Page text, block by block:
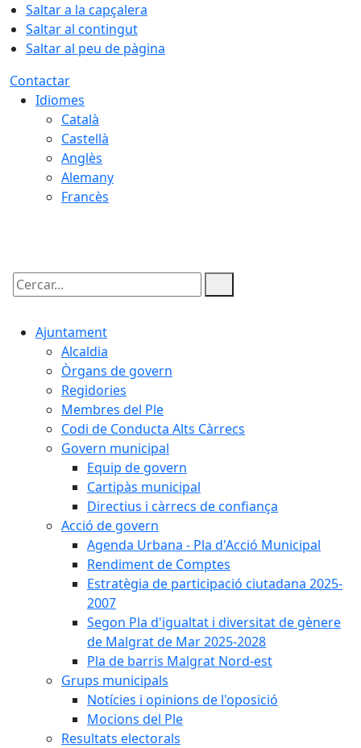
Saltar a la capçalera
Saltar al contingut
Saltar al peu de pàgina
Contactar
Idiomes
Català
Castellà
Anglès
Alemany
Francès
Cercar:
Ajuntament
Alcaldia
Òrgans de govern
Regidories
Membres del Ple
Codi de Conducta Alts Càrrecs
Govern municipal
Equip de govern
Cartipàs municipal
Directius i càrrecs de confiança
Acció de govern
Agenda Urbana - Pla d'Acció Municipal
Rendiment de Comptes
Estratègia de participació ciutadana 2025-
2007
Segon Pla d'igualtat i diversitat de gènere
de Malgrat de Mar 2025-2028
Pla de barris Malgrat Nord-est
Grups municipals
Notícies i opinions de l'oposició
Mocions del Ple
Resultats electorals